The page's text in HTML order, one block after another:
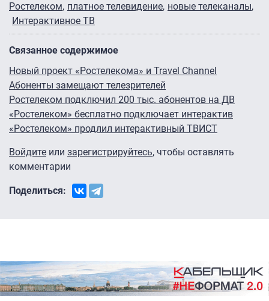
Ростелеком платное телевидение новые телеканалы
Интерактивное ТВ
Связанное содержимое
Новый проект «Ростелекома» и Travel Channel
Абоненты замещают телезрителей
Ростелеком подключил 200 тыс. абонентов на ДВ
«Ростелеком» бесплатно подключает интерактив
«Ростелеком» продлил интерактивный ТВИСТ
Войдите или зарегистрируйтесь, чтобы оставлять
комментарии
Поделиться: